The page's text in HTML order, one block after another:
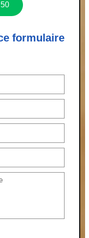
formulaire